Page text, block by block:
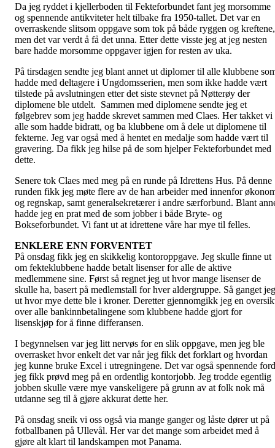
Da jeg ryddet i kjellerboden til Fekteforbundet fant jeg morsomme
og spennende antikviteter helt tilbake fra 1950-tallet. Det var en
overraskende slitsom oppgave som tok på både ryggen og kreftene,
men det var verdt å få det unna. Etter dette visste jeg at jeg nesten
bare hadde morsomme oppgaver igjen for resten av uka.
På tirsdagen sendte jeg blant annet ut diplomer til alle klubbene
hadde med deltagere i Ungdomsserien, men som ikke hadde vært
tilstede på avslutningen etter det siste stevnet på Nøtterøy der
diplomene ble utdelt. Sammen med diplomene sendte jeg et
følgebrev som jeg hadde skrevet sammen med Claes. Her takket vi
alle som hadde bidratt, og ba klubbene om å dele ut diplomene til
fekterne. Jeg var også med å hentet en medalje som hadde vært til
gravering. Da fikk jeg hilse på de som hjelper Fekteforbundet med
dette.
Senere tok Claes med meg på en runde på Idrettens Hus. På denne
runden fikk jeg møte flere av de han arbeider med innenfor
og regnskap, samt generalsekretærer i andre særforbund. Blant
hadde jeg en prat med de som jobber i både Bryte- og
Bokseforbundet. Vi fant ut at idrettene våre har mye til felles.
ENKLERE ENN FORVENTET
På onsdag fikk jeg en skikkelig kontoroppgave. Jeg skulle finne ut
om fekteklubbene hadde betalt lisenser for alle de aktive
medlemmene sine. Først så regnet jeg ut hvor mange lisenser de
skulle ha, basert på medlemstall for hver aldergruppe. Så ganget jeg
ut hvor mye dette ble i kroner. Deretter gjennomgikk jeg en
over alle bankinnbetalingene som klubbene hadde gjort for
lisenskjøp for å finne differansen.
I begynnelsen var jeg litt nervøs for en slik oppgave, men jeg ble
overrasket hvor enkelt det var når jeg fikk det forklart og hvordan
jeg kunne bruke Excel i utregningene. Det var også spennende
jeg fikk prøvd meg på en ordentlig kontorjobb. Jeg trodde egentlig
jobben skulle være mye vanskeligere på grunn av at folk nok må
utdanne seg til å gjøre akkurat dette her.
På onsdag sneik vi oss også via mange ganger og låste dører ut på
fotballbanen på Ullevål. Her var det mange som arbeidet med å
gjøre alt klart til landskampen mot Panama.